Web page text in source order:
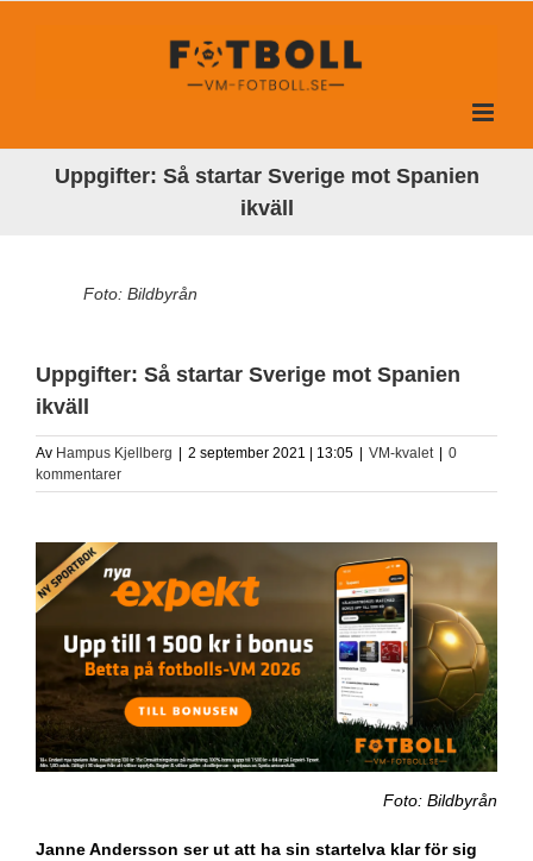
Uppgifter: Så startar Sverige mot Spanien
ikväll
Foto: Bildbyrån
Uppgifter: Så startar Sverige mot Spanien
ikväll
Av Hampus Kjellberg | 2 september 2021 | 13:05 | VM-kvalet | 0
kommentarer
Foto: Bildbyrån
Janne Andersson ser ut att ha sin startelva klar för sig